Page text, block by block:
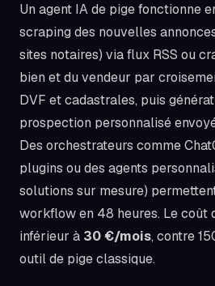
Un agent IA de pige fonctionne
scraping des nouvelles
sites notaires) via flux RSS ou
bien et du vendeur par
DVF et cadastrales, puis
prospection personnalisé
Des orchestrateurs comme
plugins ou des agents
solutions sur mesure)
workflow en 48 heures. Le coût
inférieur à 30 €/mois, contre
outil de pige classique.